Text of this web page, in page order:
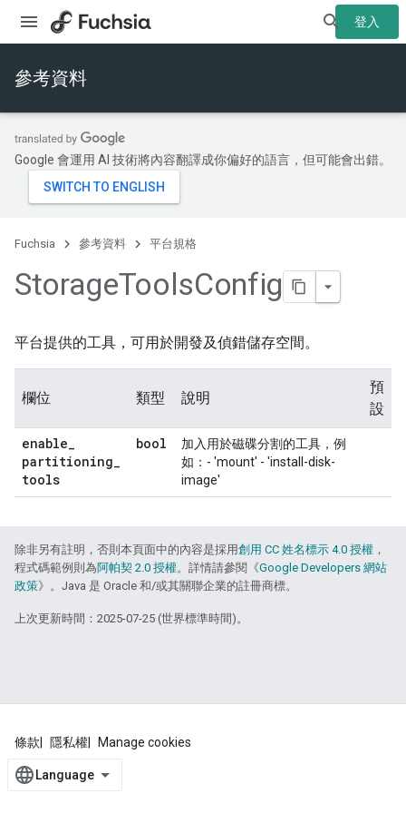
登入
參考資料
Google 會運用 AI 技術將內容翻譯成你偏好的語言，但可能會出錯。
Fuchsia 參考資料 平台規格
StorageToolsConfig
平台提供的工具，可用於開發及偵錯儲存空間。
欄位 類型 說明
預
設
enable_
partitioning_
tools
bool
加入用於磁碟分割的工具，例
如：- 'mount' - 'install-disk-
image'
除非另有註明，否則本頁面中的內容是採用創用 CC 姓名標示 4.0 授權 ，
程式碼範例則為阿帕契 2.0 授權。詳情請參閱《Google Developers 網站
政策》。Java 是 Oracle 和/或其關聯企業的註冊商標。
上次更新時間：2025-07-25 (世界標準時間)。
條款 隱私權 Manage cookies